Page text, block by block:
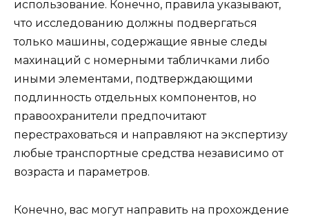
использование. Конечно, правила указывают,
что исследованию должны подвергаться
только машины, содержащие явные следы
махинаций с номерными табличками либо
иными элементами, подтверждающими
подлинность отдельных компонентов, но
правоохранители предпочитают
перестраховаться и направляют на экспертизу
любые транспортные средства независимо от
возраста и параметров.
Конечно, вас могут направить на прохождение